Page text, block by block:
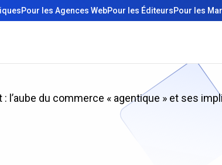
Pour les Agences WebPour les ÉditeursPour les
: l’aube du commerce « agentique » et ses